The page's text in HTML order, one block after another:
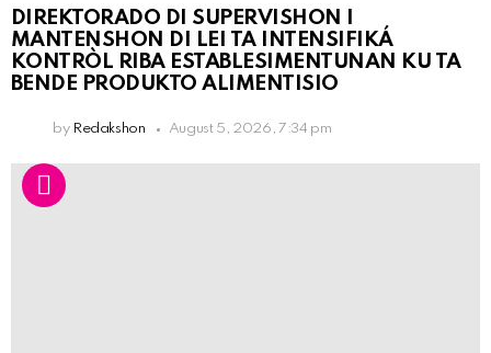
DIREKTORADO DI SUPERVISHON I
MANTENSHON DI LEI TA INTENSIFIKÁ
KONTRÒL RIBA ESTABLESIMENTUNAN KU TA
BENDE PRODUKTO ALIMENTISIO
by Redakshon August 5, 2026, 7:34 pm